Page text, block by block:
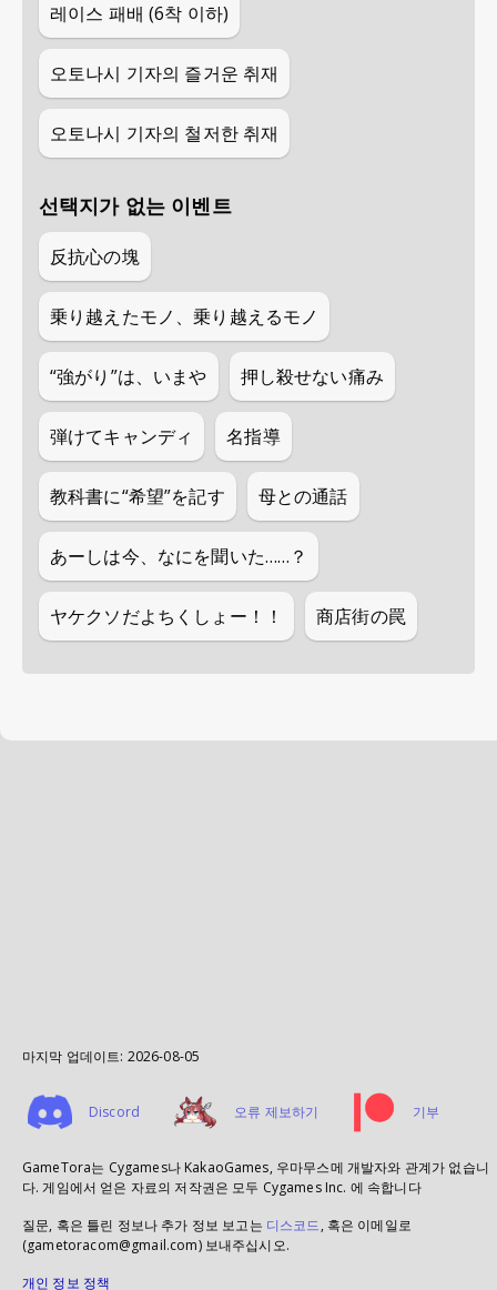
레이스 패배 (6착 이하)
오토나시 기자의 즐거운 취재
오토나시 기자의 철저한 취재
선택지가 없는 이벤트
反抗心の塊
乗り越えたモノ、乗り越えるモノ
“強がり”は、いまや 押し殺せない痛み
弾けてキャンディ 名指導
教科書に“希望”を記す 母との通話
あーしは今、なにを聞いた……？
ヤケクソだよちくしょー！！ 商店街の罠
마지막 업데이트: 2026-08-05
Discord 오류 제보하기 기부
GameTora는 Cygames나 KakaoGames, 우마무스메 개발자와 관계가 없습니
다. 게임에서 얻은 자료의 저작권은 모두 Cygames Inc. 에 속합니다
질문, 혹은 틀린 정보나 추가 정보 보고는 디스코드, 혹은 이메일로
(gametoracom@gmail.com) 보내주십시오.
개인 정보 정책